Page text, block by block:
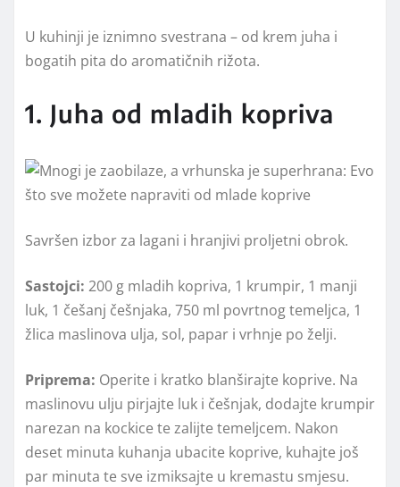
U kuhinji je iznimno svestrana – od krem juha i
bogatih pita do aromatičnih rižota.
1. Juha od mladih kopriva
Savršen izbor za lagani i hranjivi proljetni obrok.
Sastojci: 200 g mladih kopriva, 1 krumpir, 1 manji
luk, 1 češanj češnjaka, 750 ml povrtnog temeljca, 1
žlica maslinova ulja, sol, papar i vrhnje po želji.
Priprema: Operite i kratko blanširajte koprive. Na
maslinovu ulju pirjajte luk i češnjak, dodajte krumpir
narezan na kockice te zalijte temeljcem. Nakon
deset minuta kuhanja ubacite koprive, kuhajte još
par minuta te sve izmiksajte u kremastu smjesu.